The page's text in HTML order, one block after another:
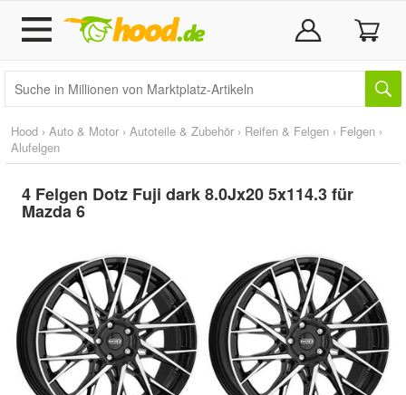
Hood › Auto & Motor › Autoteile & Zubehör › Reifen & Felgen › Felgen ›
Alufelgen
4 Felgen Dotz Fuji dark 8.0Jx20 5x114.3 für
Mazda 6